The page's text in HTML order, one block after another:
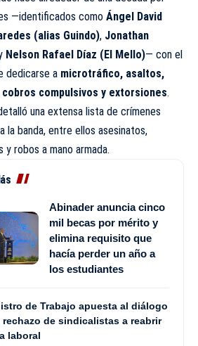
—identificados como Ángel David
(alias Guindo), Jonathan
Nelson Rafael Díaz (El Mello)— con el
dedicarse a microtráfico, asaltos,
compulsivos y extorsiones.
una extensa lista de crímenes
la banda, entre ellos asesinatos,
y robos a mano armada.
Abinader anuncia cinco
mil becas por mérito y
elimina requisito que
hacía perder un año a
los estudiantes
de Trabajo apuesta al diálogo
rechazo de sindicalistas a reabrir
laboral